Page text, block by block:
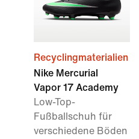
Recyclingmaterialien
Nike Mercurial
Vapor 17 Academy
Low-Top-
Fußballschuh für
verschiedene Böden